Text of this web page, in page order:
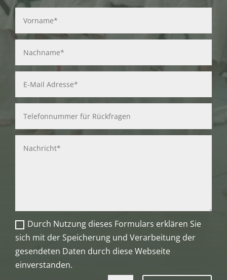
Durch Nutzung dieses Formulars erklären Sie
sich mit der Speicherung und Verarbeitung der
gesendeten Daten durch diese Webseite
einverstanden.